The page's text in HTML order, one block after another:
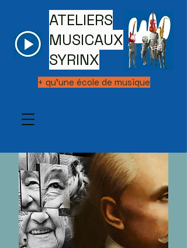
ATELIERS
MUSICAUX
SYRINX
+ qu'une école de musique